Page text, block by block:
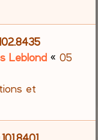
Leblond «05
et